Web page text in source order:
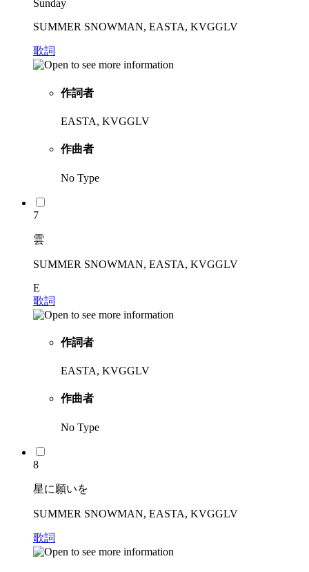
Sunday
SUMMER SNOWMAN, EASTA, KVGGLV
歌詞
作詞者
EASTA, KVGGLV
作曲者
No Type
7
雲
SUMMER SNOWMAN, EASTA, KVGGLV
E
歌詞
作詞者
EASTA, KVGGLV
作曲者
No Type
8
星に願いを
SUMMER SNOWMAN, EASTA, KVGGLV
歌詞